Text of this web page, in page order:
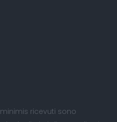
ricevuti sono